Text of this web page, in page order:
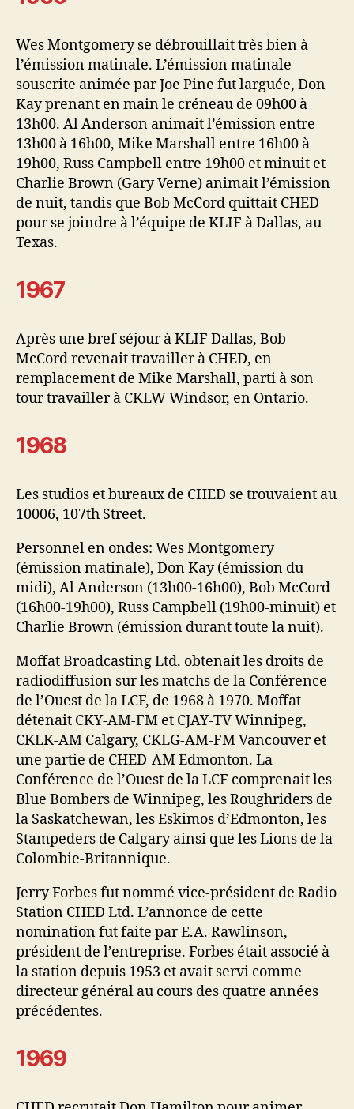
Wes Montgomery se débrouillait très bien à
l’émission matinale. L’émission matinale
souscrite animée par Joe Pine fut larguée, Don
Kay prenant en main le créneau de 09h00 à
13h00. Al Anderson animait l’émission entre
13h00 à 16h00, Mike Marshall entre 16h00 à
19h00, Russ Campbell entre 19h00 et minuit et
Charlie Brown (Gary Verne) animait l’émission
de nuit, tandis que Bob McCord quittait CHED
pour se joindre à l’équipe de KLIF à Dallas, au
Texas.
1967
Après une bref séjour à KLIF Dallas, Bob
McCord revenait travailler à CHED, en
remplacement de Mike Marshall, parti à son
tour travailler à CKLW Windsor, en Ontario.
1968
Les studios et bureaux de CHED se trouvaient au
10006, 107th Street.
Personnel en ondes: Wes Montgomery
(émission matinale), Don Kay (émission du
midi), Al Anderson (13h00-16h00), Bob McCord
(16h00-19h00), Russ Campbell (19h00-minuit) et
Charlie Brown (émission durant toute la nuit).
Moffat Broadcasting Ltd. obtenait les droits de
radiodiffusion sur les matchs de la Conférence
de l’Ouest de la LCF, de 1968 à 1970. Moffat
détenait CKY-AM-FM et CJAY-TV Winnipeg,
CKLK-AM Calgary, CKLG-AM-FM Vancouver et
une partie de CHED-AM Edmonton. La
Conférence de l’Ouest de la LCF comprenait les
Blue Bombers de Winnipeg, les Roughriders de
la Saskatchewan, les Eskimos d’Edmonton, les
Stampeders de Calgary ainsi que les Lions de la
Colombie-Britannique.
Jerry Forbes fut nommé vice-président de Radio
Station CHED Ltd. L’annonce de cette
nomination fut faite par E.A. Rawlinson,
président de l’entreprise. Forbes était associé à
la station depuis 1953 et avait servi comme
directeur général au cours des quatre années
précédentes.
1969